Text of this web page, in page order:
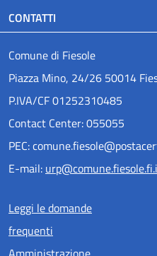
CONTATTI
Comune di Fiesole
Piazza Mino, 24/26 50014
P.IVA/CF 01252310485
Contact Center: 055055
PEC:
E-mail:
Menu piè di
Leggi le domande
frequenti